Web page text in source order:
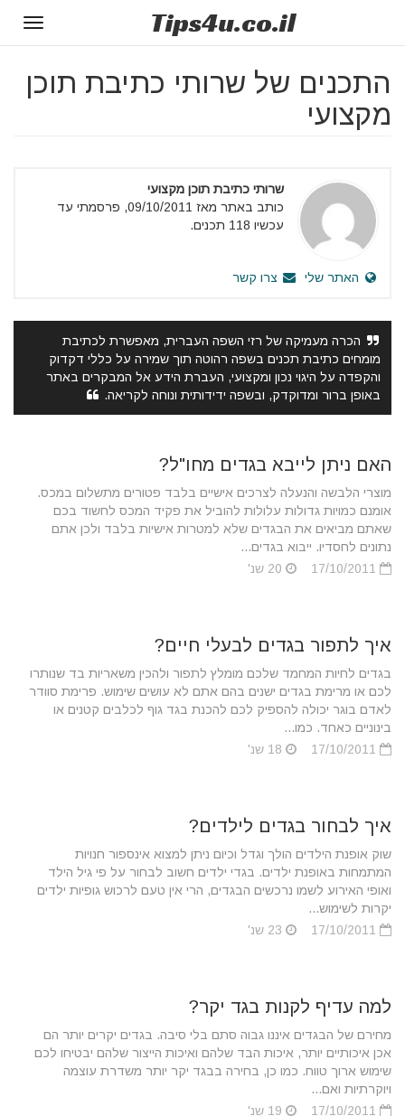
Tips4u.co.il
התכנים של שרותי כתיבת תוכן
מקצועי
שרותי כתיבת תוכן מקצועי
כותב באתר מאז 09/10/2011, פרסמתי עד
עכשיו 118 תכנים.
האתר שלי צרו קשר
הכרה מעמיקה של רזי השפה העברית, מאפשרת לכתיבת
מומחים כתיבת תכנים בשפה רהוטה תוך שמירה על כללי דקדוק
והקפדה על היגוי נכון ומקצועי, העברת הידע אל המבקרים באתר
באופן ברור ומדוקדק, ובשפה ידידותית ונוחה לקריאה.
האם ניתן לייבא בגדים מחו"ל?
מוצרי הלבשה והנעלה לצרכים אישיים בלבד פטורים מתשלום במכס.
אומנם כמויות גדולות עלולות להוביל את פקיד המכס לחשוד בכם
שאתם מביאים את הבגדים שלא למטרות אישיות בלבד ולכן אתם
נתונים לחסדיו. ייבוא בגדים...
איך לתפור בגדים לבעלי חיים?
בגדים לחיות המחמד שלכם מומלץ לתפור ולהכין משאריות בד שנותרו
לכם או מרימת בגדים ישנים בהם אתם לא עושים שימוש. פרימת סוודר
לאדם בוגר יכולה להספיק לכם להכנת בגד גוף לכלבים קטנים או
בינוניים כאחד. כמו...
איך לבחור בגדים לילדים?
שוק אופנת הילדים הולך וגדל וכיום ניתן למצוא אינספור חנויות
המתמחות באופנת ילדים. בגדי ילדים חשוב לבחור על פי גיל הילד
ואופי האירוע לשמו נרכשים הבגדים, הרי אין טעם לרכוש גופיות ילדים
יקרות לשימוש...
למה עדיף לקנות בגד יקר?
מחירם של הבגדים איננו גבוה סתם בלי סיבה. בגדים יקרים יותר הם
אכן איכותיים יותר, איכות הבד שלהם ואיכות הייצור שלהם יבטיחו לכם
שימוש ארוך טווח. כמו כן, בחירה בבגד יקר יותר משדרת עוצמה
ויוקרתיות ואם...